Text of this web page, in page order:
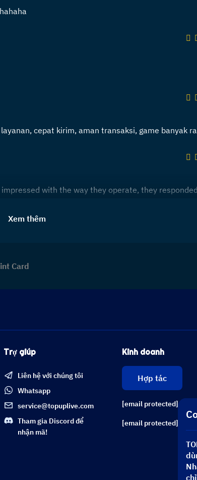
cepat kirim, aman transaksi, game banyak
with the way they operate, they
Xem thêm
Card
Trợ giúp
Liên hệ với chúng tôi
Whatsapp
service@topuplive.com
Tham gia Discord để
nhận mã!
Kinh doanh
Hợp tác
[email protected]
[email protected]